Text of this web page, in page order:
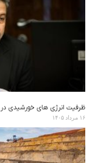
ظرفیت انرژی های خورشیدی در دولت
۱۶ مرداد ۱۴۰۵